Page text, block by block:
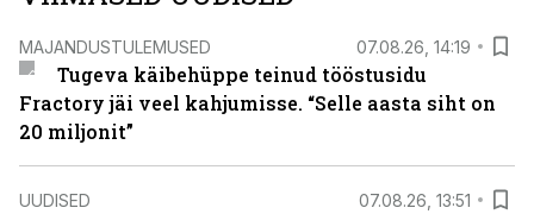
MAJANDUSTULEMUSED 07.08.26, 14:19
Tugeva käibehüppe teinud tööstusidu
Fractory jäi veel kahjumisse. “Selle aasta siht on
20 miljonit”
UUDISED 07.08.26, 13:51